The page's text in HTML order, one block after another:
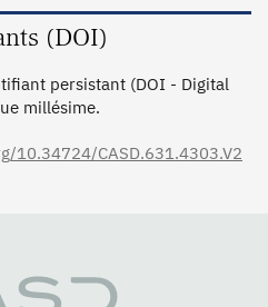
(DOI)
persistant (DOI - Digital
millésime.
10.34724/CASD.631.4303.V2